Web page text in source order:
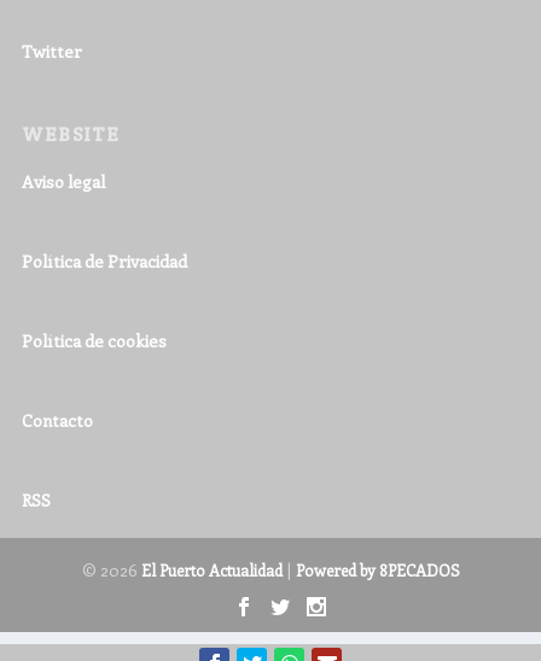
Twitter
WEBSITE
Aviso legal
Política de Privacidad
Política de cookies
Contacto
RSS
© 2026 El Puerto Actualidad| Powered by 8PECADOS